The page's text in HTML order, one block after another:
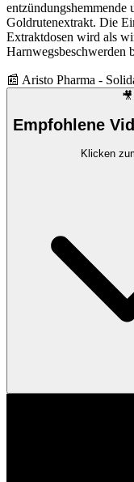
Goldrutenextrakt. Die
Extraktdosen wird als
Harnwegsbeschwerden
📰 Aristo Pharma -
🎥
Empfohlene
Klicken